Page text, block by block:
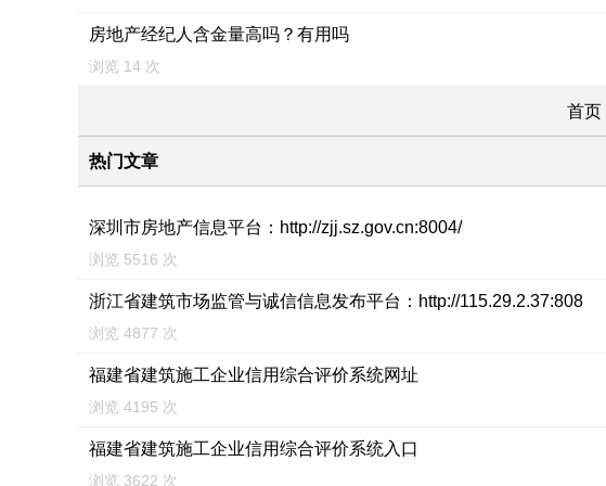
房地产经纪人含金量高吗？有用吗
浏览 14 次
首
热门文章
深圳市房地产信息平台：http://zjj.sz.gov.cn:8004/
浏览 5516 次
浙江省建筑市场监管与诚信信息发布平台：http://115.29.2.37:808
浏览 4877 次
福建省建筑施工企业信用综合评价系统网址
浏览 4195 次
福建省建筑施工企业信用综合评价系统入口
浏览 3622 次